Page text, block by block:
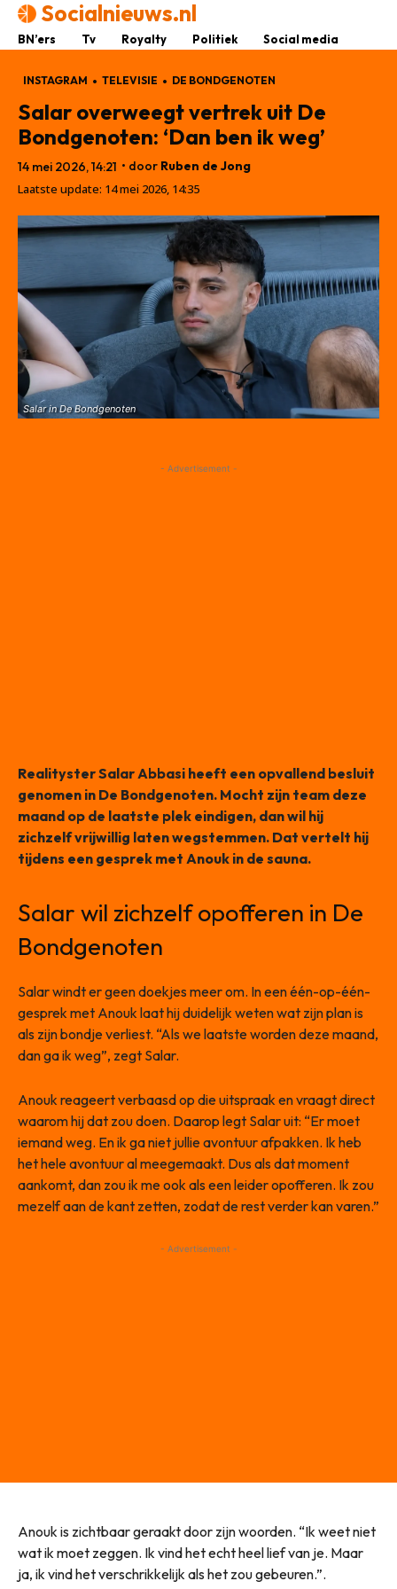
Socialnieuws.nl
BN’ers Tv Royalty Politiek Social media
INSTAGRAM TELEVISIE DE BONDGENOTEN
Salar overweegt vertrek uit De
Bondgenoten: ‘Dan ben ik weg’
14 mei 2026, 14:21 • door Ruben de Jong
Laatste update: 14 mei 2026, 14:35
Salar in De Bondgenoten
- Advertisement -
Realityster Salar Abbasi heeft een opvallend besluit
genomen in De Bondgenoten. Mocht zijn team deze
maand op de laatste plek eindigen, dan wil hij
zichzelf vrijwillig laten wegstemmen. Dat vertelt hij
tijdens een gesprek met Anouk in de sauna.
Salar wil zichzelf opofferen in De
Bondgenoten
Salar windt er geen doekjes meer om. In een één-op-één-
gesprek met Anouk laat hij duidelijk weten wat zijn plan is
als zijn bondje verliest. “Als we laatste worden deze maand,
dan ga ik weg”, zegt Salar.
Anouk reageert verbaasd op die uitspraak en vraagt direct
waarom hij dat zou doen. Daarop legt Salar uit: “Er moet
iemand weg. En ik ga niet jullie avontuur afpakken. Ik heb
het hele avontuur al meegemaakt. Dus als dat moment
aankomt, dan zou ik me ook als een leider opofferen. Ik zou
mezelf aan de kant zetten, zodat de rest verder kan varen.”
- Advertisement -
Anouk is zichtbaar geraakt door zijn woorden. “Ik weet niet
wat ik moet zeggen. Ik vind het echt heel lief van je. Maar
ja, ik vind het verschrikkelijk als het zou gebeuren.”.